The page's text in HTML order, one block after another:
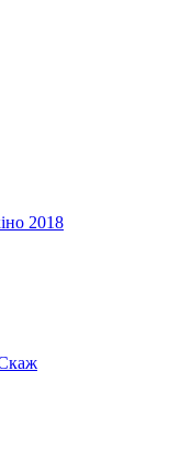
2018